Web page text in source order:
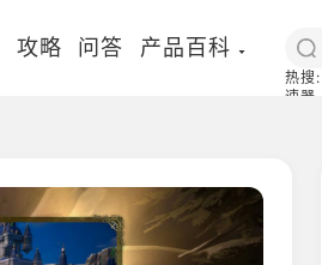
攻略 问答 产品百科
热搜:
速器